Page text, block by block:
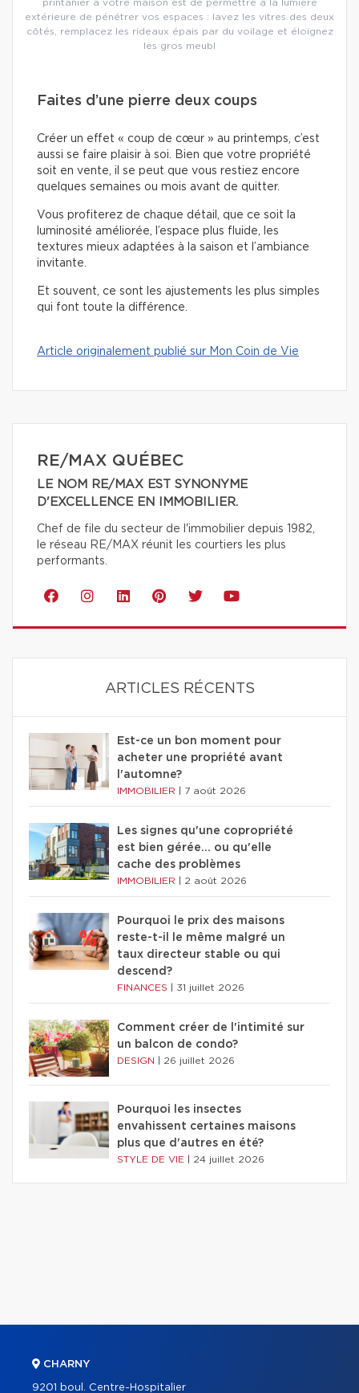
printanier à votre maison est de permettre à la lumière
extérieure de pénétrer vos espaces : lavez les vitres des deux
côtés, remplacez les rideaux épais par du voilage et éloignez
les gros meubl
Faites d’une pierre deux coups
Créer un effet « coup de cœur » au printemps, c’est
aussi se faire plaisir à soi. Bien que votre propriété
soit en vente, il se peut que vous restiez encore
quelques semaines ou mois avant de quitter.
Vous profiterez de chaque détail, que ce soit la
luminosité améliorée, l’espace plus fluide, les
textures mieux adaptées à la saison et l’ambiance
invitante.
Et souvent, ce sont les ajustements les plus simples
qui font toute la différence.
Article originalement publié sur Mon Coin de Vie
RE/MAX QUÉBEC
LE NOM RE/MAX EST SYNONYME
D'EXCELLENCE EN IMMOBILIER.
Chef de file du secteur de l'immobilier depuis 1982,
le réseau RE/MAX réunit les courtiers les plus
performants.
ARTICLES RÉCENTS
Est-ce un bon moment pour
acheter une propriété avant
l'automne?
IMMOBILIER 7 août 2026
Les signes qu'une copropriété
est bien gérée… ou qu'elle
cache des problèmes
IMMOBILIER 2 août 2026
Pourquoi le prix des maisons
reste-t-il le même malgré un
taux directeur stable ou qui
descend?
FINANCES 31 juillet 2026
Comment créer de l'intimité sur
un balcon de condo?
DESIGN 26 juillet 2026
Pourquoi les insectes
envahissent certaines maisons
plus que d'autres en été?
STYLE DE VIE 24 juillet 2026
CHARNY
9201 boul. Centre-Hospitalier